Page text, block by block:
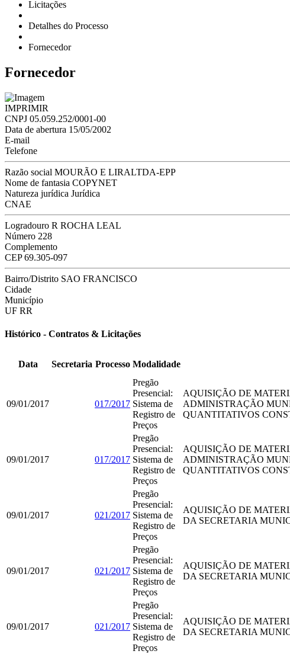
Licitações
Detalhes do Processo
Fornecedor
Fornecedor
IMPRIMIR
CNPJ 05.059.252/0001-00
Data de abertura 15/05/2002
E-mail
Telefone
Razão social MOURÃO E LIRALTDA-EPP
Nome de fantasia COPYNET
Natureza jurídica Jurídica
CNAE
Logradouro R ROCHA LEAL
Número 228
Complemento
CEP 69.305-097
Bairro/Distrito SAO FRANCISCO
Cidade
Município
UF RR
Histórico - Contratos & Licitações
Data Secretaria Processo Modalidade
09/01/2017 017/2017
Pregão
Presencial:
Sistema de
Registro de
Preços
AQUISIÇÃO DE
ADMINISTRAÇÃO
QUANTITATIVOS
09/01/2017 017/2017
Pregão
Presencial:
Sistema de
Registro de
Preços
AQUISIÇÃO DE
ADMINISTRAÇÃO
QUANTITATIVOS
09/01/2017 021/2017
Pregão
Presencial:
Sistema de
Registro de
Preços
AQUISIÇÃO DE
DA SECRETARIA
09/01/2017 021/2017
Pregão
Presencial:
Sistema de
Registro de
Preços
AQUISIÇÃO DE
DA SECRETARIA
09/01/2017 021/2017
Pregão
Presencial:
Sistema de
Registro de
Preços
AQUISIÇÃO DE
DA SECRETARIA